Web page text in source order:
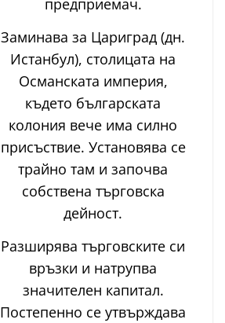
предприемач.
Заминава за Цариград (дн.
Истанбул), столицата на
Османската империя,
където българската
колония вече има силно
присъствие. Установява се
трайно там и започва
собствена търговска
дейност.
Разширява търговските си
връзки и натрупва
значителен капитал.
Постепенно се утвърждава